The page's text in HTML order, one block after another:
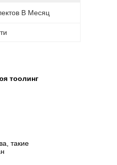
В Месяц
тоолинг
такие